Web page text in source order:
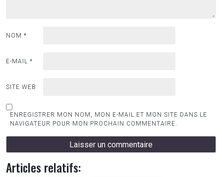
NOM *
E-MAIL *
SITE WEB
ENREGISTRER MON NOM, MON E-MAIL ET MON SITE DANS LE
NAVIGATEUR POUR MON PROCHAIN COMMENTAIRE.
Articles relatifs: